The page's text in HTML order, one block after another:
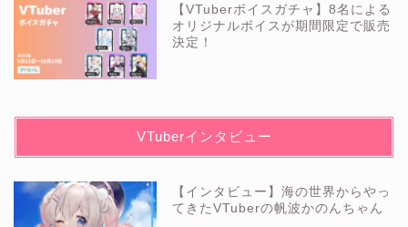
【VTuberボイスガチャ】8名による
オリジナルボイスが期間限定で販売
決定！
VTuberインタビュー
【インタビュー】海の世界からやっ
てきたVTuberの帆波かのんちゃん